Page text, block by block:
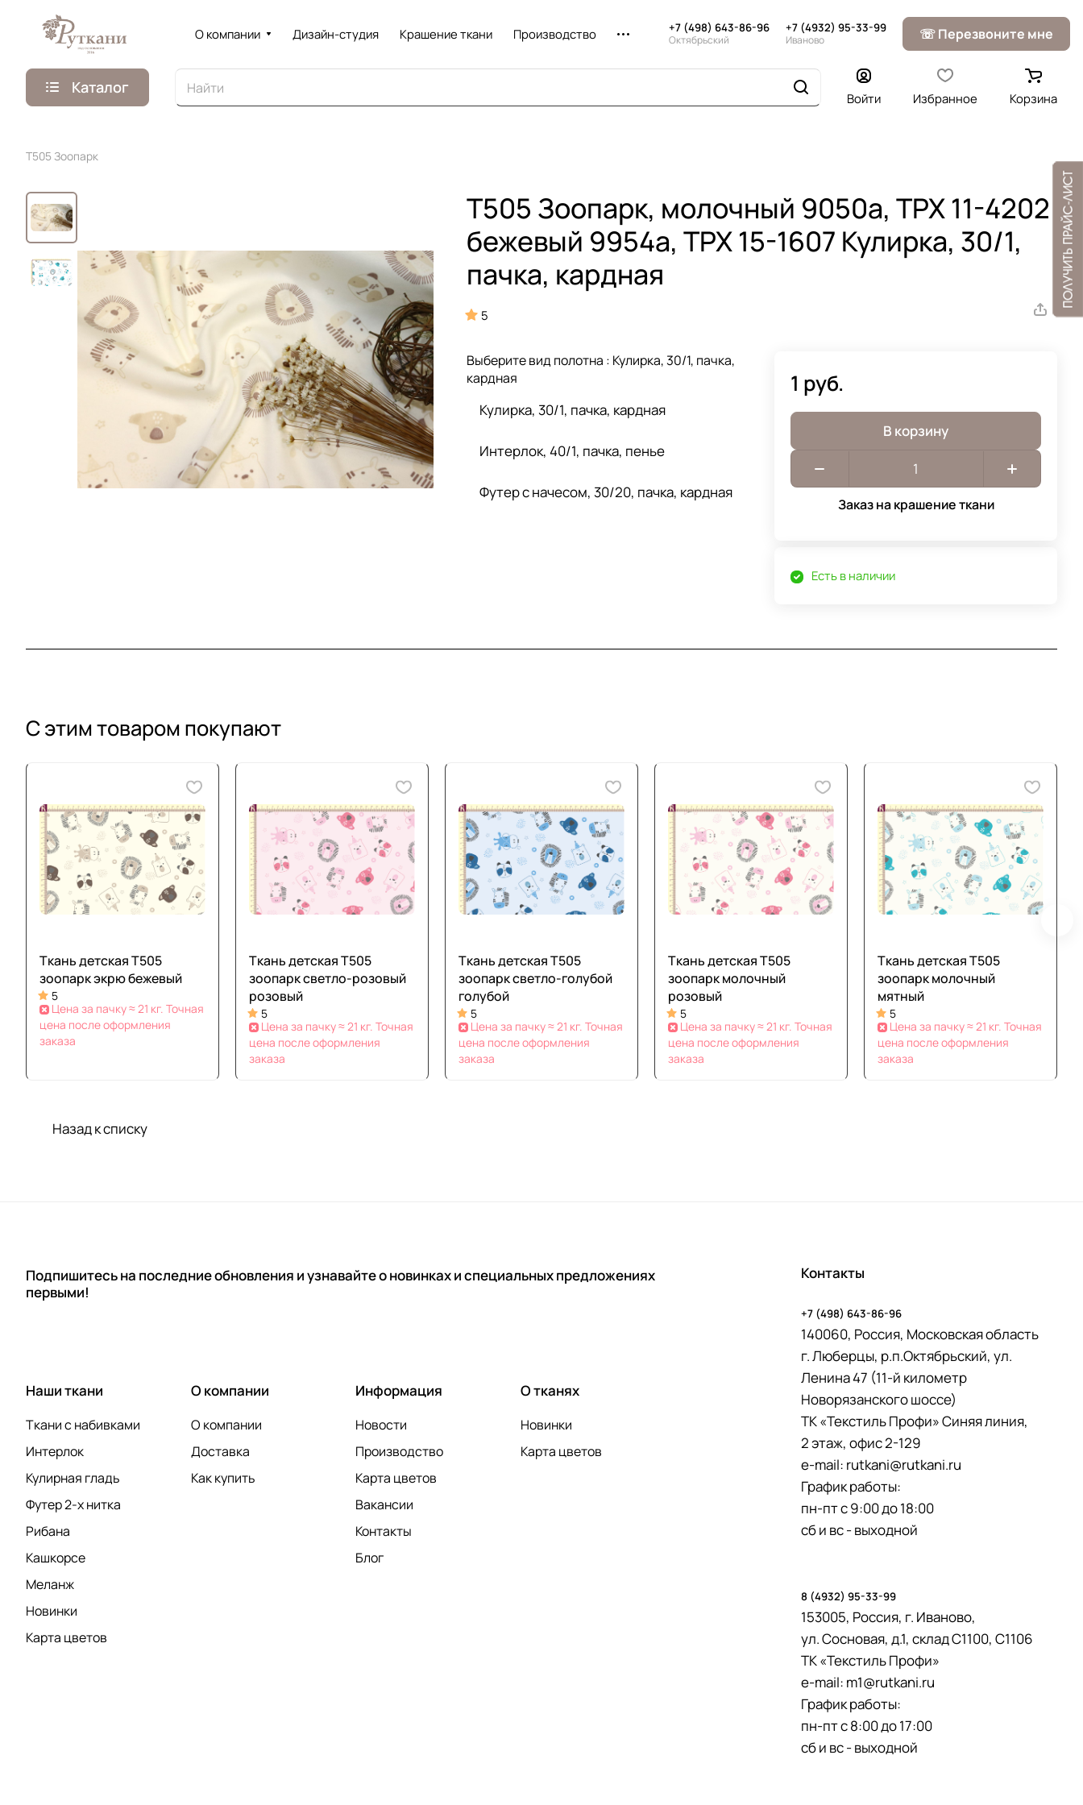
О компании Дизайн-студия Крашение ткани Производство +7 (498) 643-86-96
Октябрьский
+7 (4932) 95-33-99
Иваново ☏ Перезвоните мне
Каталог
Войти Избранное Корзина
T505 Зоопарк
T505 Зоопарк, молочный 9050а, TPX 11-4202
бежевый 9954а, TPX 15-1607 Кулирка, 30/1,
пачка, кардная
5
Выберите вид полотна : Кулирка, 30/1, пачка,
кардная
Кулирка, 30/1, пачка, кардная
Интерлок, 40/1, пачка, пенье
Футер с начесом, 30/20, пачка, кардная
1 руб.
В корзину
Заказ на крашение ткани
Есть в наличии
С этим товаром покупают
Ткань детская Т505
зоопарк экрю бежевый
5
Цена за пачку ≈ 21 кг. Точная
цена после оформления
заказа
Ткань детская Т505
зоопарк светло-розовый
розовый
5
Цена за пачку ≈ 21 кг. Точная
цена после оформления
заказа
Ткань детская Т505
зоопарк светло-голубой
голубой
5
Цена за пачку ≈ 21 кг. Точная
цена после оформления
заказа
Ткань детская Т505
зоопарк молочный
розовый
5
Цена за пачку ≈ 21 кг. Точная
цена после оформления
заказа
Ткань детская Т505
зоопарк молочный
мятный
5
Цена за пачку ≈ 21 кг. Точная
цена после оформления
заказа
Назад к списку
Подпишитесь на последние обновления и узнавайте о новинках и специальных предложениях
первыми!
Наши ткани
Ткани с набивками
Интерлок
Кулирная гладь
Футер 2-х нитка
Рибана
Кашкорсе
Меланж
Новинки
Карта цветов
О компании
О компании
Доставка
Как купить
Информация
Новости
Производство
Карта цветов
Вакансии
Контакты
Блог
О тканях
Новинки
Карта цветов
Контакты
+7 (498) 643-86-96
140060, Россия, Московская область
г. Люберцы, р.п.Октябрьский, ул.
Ленина 47 (11-й километр
Новорязанского шоссе)
ТК «Текстиль Профи» Синяя линия,
2 этаж, офис 2-129
e-mail: rutkani@rutkani.ru
График работы:
пн-пт с 9:00 до 18:00
сб и вс - выходной
8 (4932) 95-33-99
153005, Россия, г. Иваново,
ул. Сосновая, д.1, склад С1100, С1106
ТК «Текстиль Профи»
e-mail: m1@rutkani.ru
График работы:
пн-пт с 8:00 до 17:00
сб и вс - выходной